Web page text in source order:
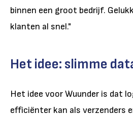
binnen een groot bedrijf.
klanten al snel."
Het idee: slimme
Het idee voor Wuunder is dat
efficiënter kan als verzenders